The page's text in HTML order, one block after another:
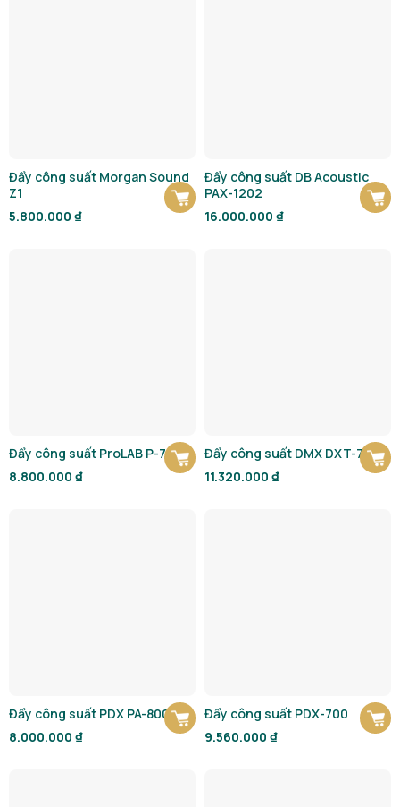
Đẩy công suất Morgan Sound
Z1
5.800.000 ₫
Đẩy công suất DB Acoustic
PAX-1202
16.000.000 ₫
Đẩy công suất ProLAB P-700A
8.800.000 ₫
Đẩy công suất DMX DXT-7
11.320.000 ₫
Đẩy công suất PDX PA-800
8.000.000 ₫
Đẩy công suất PDX-700
9.560.000 ₫